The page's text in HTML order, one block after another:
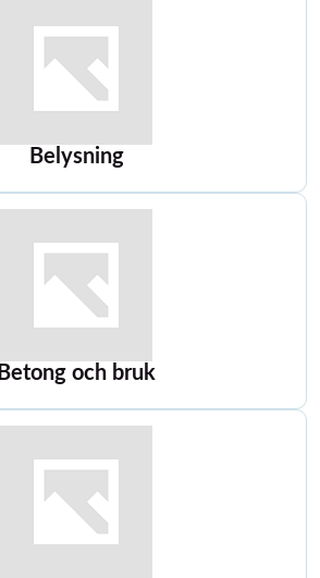
Belysning
Betong och bruk